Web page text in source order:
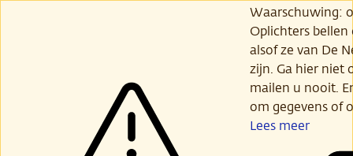
Waarschuwing:
Oplichters
alsof ze van De
zijn. Ga hier niet
mailen u nooit.
om gegevens of
Lees meer